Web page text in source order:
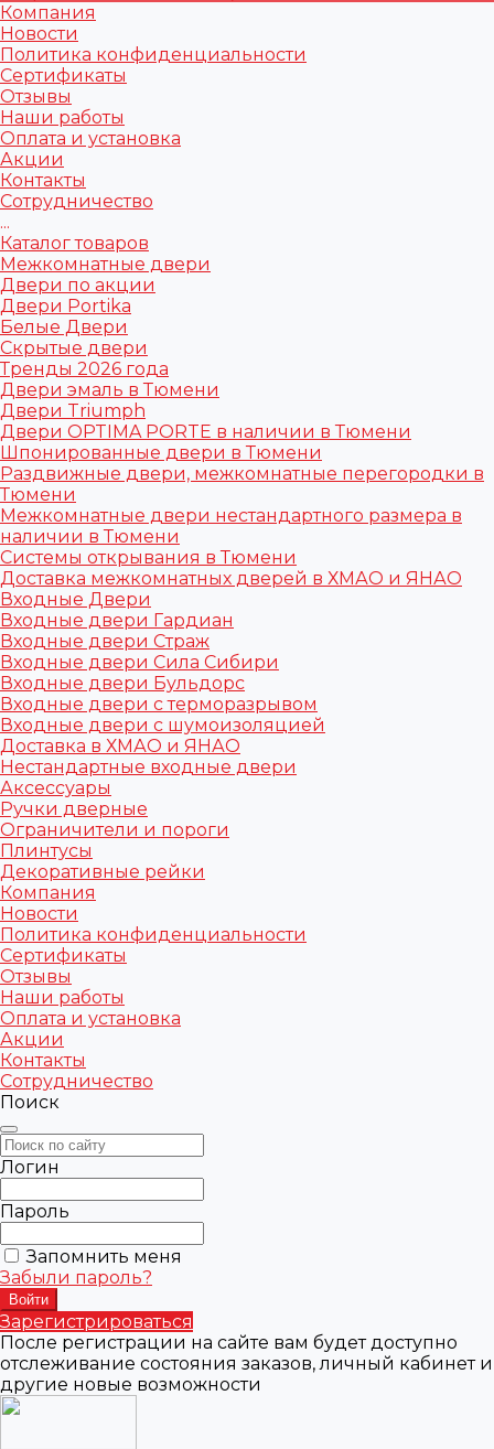
Компания
Новости
Политика конфиденциальности
Сертификаты
Отзывы
Наши работы
Оплата и установка
Акции
Контакты
Сотрудничество
...
Каталог товаров
Межкомнатные двери
Двери по акции
Двери Portika
Белые Двери
Скрытые двери
Тренды 2026 года
Двери эмаль в Тюмени
Двери Triumph
Двери OPTIMA PORTE в наличии в Тюмени
Шпонированные двери в Тюмени
Раздвижные двери, межкомнатные перегородки в
Тюмени
Межкомнатные двери нестандартного размера в
наличии в Тюмени
Системы открывания в Тюмени
Доставка межкомнатных дверей в ХМАО и ЯНАО
Входные Двери
Входные двери Гардиан
Входные двери Страж
Входные двери Сила Сибири
Входные двери Бульдорс
Входные двери с терморазрывом
Входные двери с шумоизоляцией
Доставка в ХМАО и ЯНАО
Нестандартные входные двери
Аксессуары
Ручки дверные
Ограничители и пороги
Плинтусы
Декоративные рейки
Компания
Новости
Политика конфиденциальности
Сертификаты
Отзывы
Наши работы
Оплата и установка
Акции
Контакты
Сотрудничество
Поиск
Логин
Пароль
Запомнить меня
Забыли пароль?
Зарегистрироваться
После регистрации на сайте вам будет доступно
отслеживание состояния заказов, личный кабинет и
другие новые возможности